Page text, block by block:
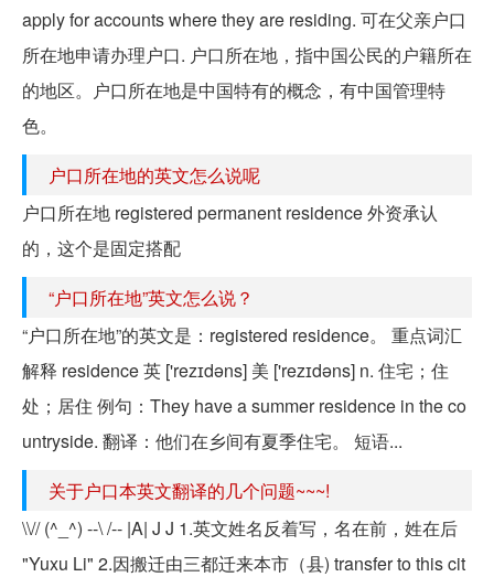
apply for accounts where they are residing. 可在父亲户口
所在地申请办理户口. 户口所在地，指中国公民的户籍所在
的地区。户口所在地是中国特有的概念，有中国管理特
色。
户口所在地的英文怎么说呢
户口所在地 registered permanent residence 外资承认
的，这个是固定搭配
“户口所在地”英文怎么说？
“户口所在地”的英文是：registered residence。 重点词汇
解释 residence 英 ['rezɪdəns] 美 ['rezɪdəns] n. 住宅；住
处；居住 例句：They have a summer residence in the co
untryside. 翻译：他们在乡间有夏季住宅。 短语...
关于户口本英文翻译的几个问题~~~!
\\// (^_^) --\ /-- |A| J J 1.英文姓名反着写，名在前，姓在后
"Yuxu Li" 2.因搬迁由三都迁来本市（县) transfer to this cit